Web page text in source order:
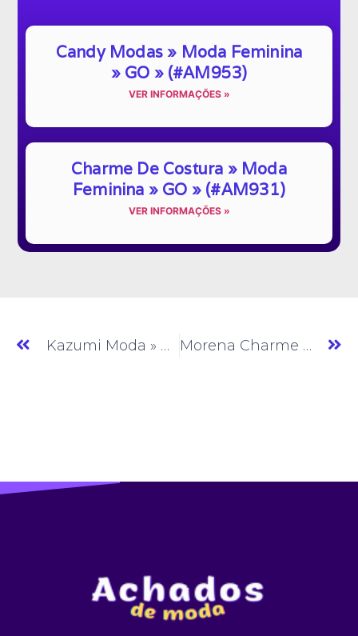
Candy Modas » Moda Feminina
» GO » (#AM953)
VER INFORMAÇÕES »
Charme De Costura » Moda
Feminina » GO » (#AM931)
VER INFORMAÇÕES »
Kazumi Moda » Moda Feminina » GO » (#AM021) Morena Charme » Moda Feminina » GO » (#AM023)